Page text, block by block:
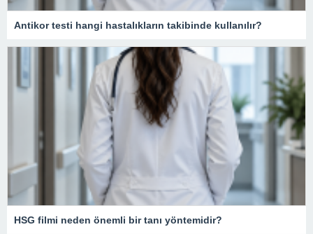
Antikor testi hangi hastalıkların takibinde kullanılır?
HSG filmi neden önemli bir tanı yöntemidir?